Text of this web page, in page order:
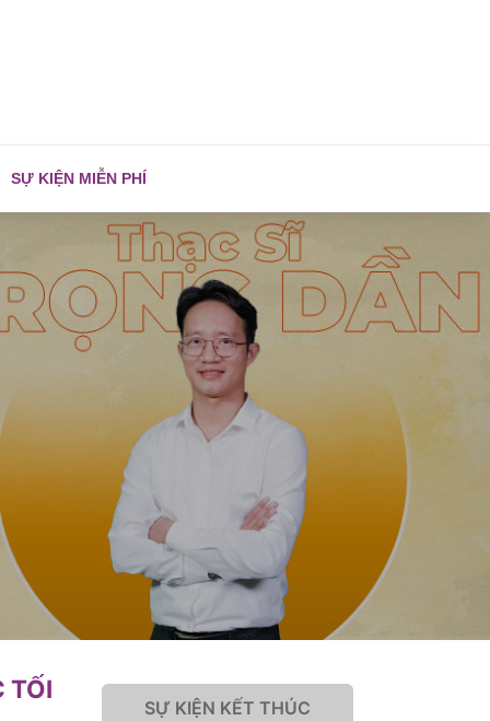
SỰ KIỆN MIỄN PHÍ
TỐI
SỰ KIỆN KẾT THÚC